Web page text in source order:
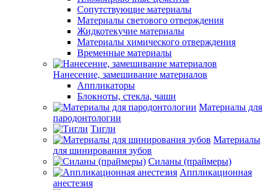
Сопутствующие материалы
Материалы светового отверждения
Жидкотекучие материалы
Материалы химического отверждения
Временные материалы
Нанесение, замешивание материалов
Аппликаторы
Блокноты, стекла, чаши
Материалы для
пародонтологии
Тигли
Материалы
для шинирования зубов
Силаны (праймеры)
Аппликационная
анестезия